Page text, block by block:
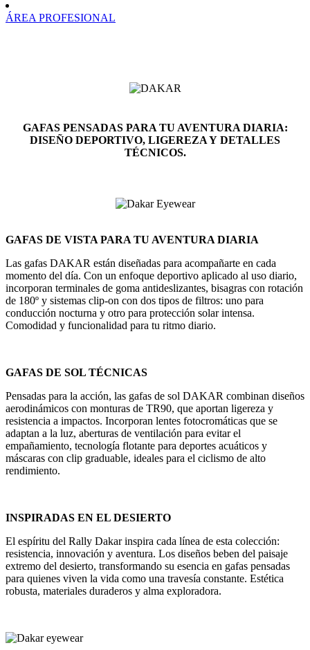
ÁREA PROFESIONAL
GAFAS PENSADAS PARA TU AVENTURA DIARIA:
DISEÑO DEPORTIVO, LIGEREZA Y DETALLES
TÉCNICOS.
GAFAS DE VISTA PARA TU AVENTURA DIARIA
Las gafas DAKAR están diseñadas para acompañarte en cada
momento del día. Con un enfoque deportivo aplicado al uso diario,
incorporan terminales de goma antideslizantes, bisagras con rotación
de 180º y sistemas clip-on con dos tipos de filtros: uno para
conducción nocturna y otro para protección solar intensa.
Comodidad y funcionalidad para tu ritmo diario.
GAFAS DE SOL TÉCNICAS
Pensadas para la acción, las gafas de sol DAKAR combinan diseños
aerodinámicos con monturas de TR90, que aportan ligereza y
resistencia a impactos. Incorporan lentes fotocromáticas que se
adaptan a la luz, aberturas de ventilación para evitar el
empañamiento, tecnología flotante para deportes acuáticos y
máscaras con clip graduable, ideales para el ciclismo de alto
rendimiento.
INSPIRADAS EN EL DESIERTO
El espíritu del Rally Dakar inspira cada línea de esta colección:
resistencia, innovación y aventura. Los diseños beben del paisaje
extremo del desierto, transformando su esencia en gafas pensadas
para quienes viven la vida como una travesía constante. Estética
robusta, materiales duraderos y alma exploradora.